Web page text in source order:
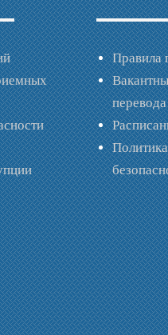
Правила
перевода